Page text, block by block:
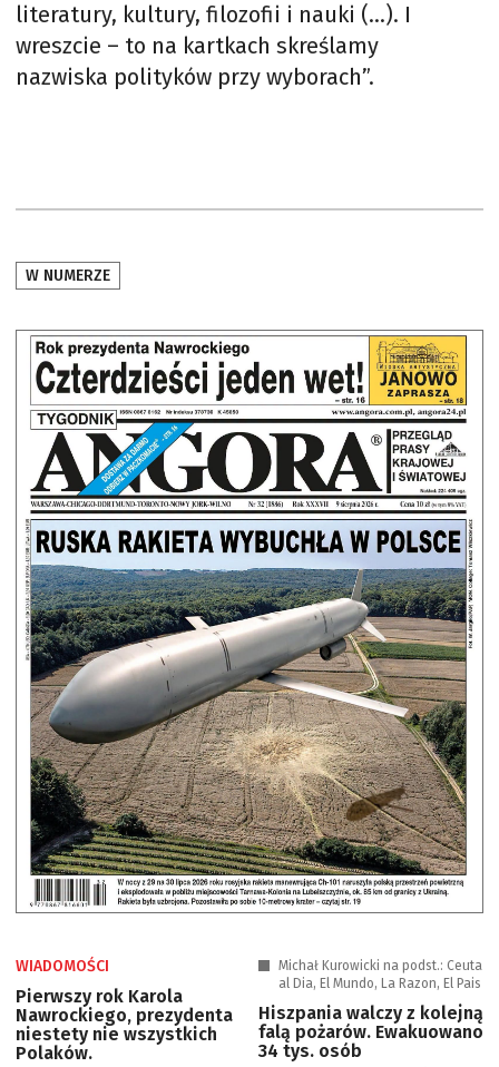
literatury, kultury, filozofii i nauki (…). I
wreszcie – to na kartkach skreślamy
nazwiska polityków przy wyborach”.
W NUMERZE
WIADOMOŚCI
Pierwszy rok Karola
Nawrockiego, prezydenta
niestety nie wszystkich
Polaków.
Michał Kurowicki na podst.: Ceuta
al Dia, El Mundo, La Razon, El Pais
Hiszpania walczy z kolejną
falą pożarów. Ewakuowano
34 tys. osób